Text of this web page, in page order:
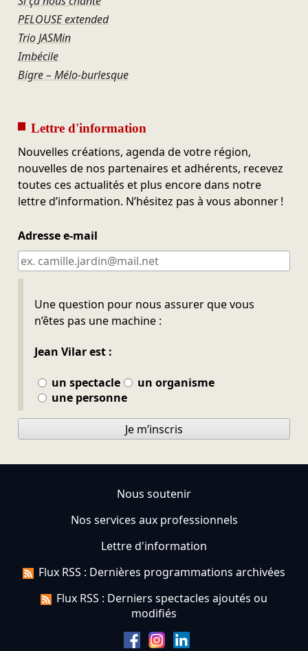
PELOUSE extended
Trio JASMin
Imbécile
Bigre – Mélo-burlesque
Lettre d'information
Nouvelles créations, agenda de votre région,
nouvelles de nos partenaires et adhérents, recevez
toutes ces actualités et plus encore dans notre
lettre d’information. N’hésitez pas à vous abonner !
Adresse e-mail
Une question pour nous assurer que vous
n’êtes pas une machine :
Jean Vilar est :
un spectacle
un organisme
une personne
Ne pas remplir
Je m’inscris
Nous soutenir
Nos services aux professionnels
Lettre d'information
Flux RSS : Dernières programmations archivées
Flux RSS : Derniers spectacles ajoutés ou
modifiés